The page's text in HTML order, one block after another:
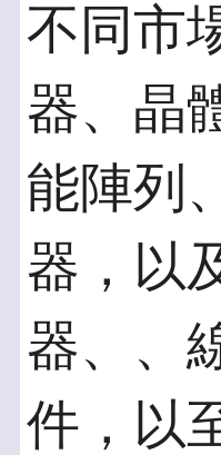
不同市
器、晶
能陣列
器，以
器、、
件，以